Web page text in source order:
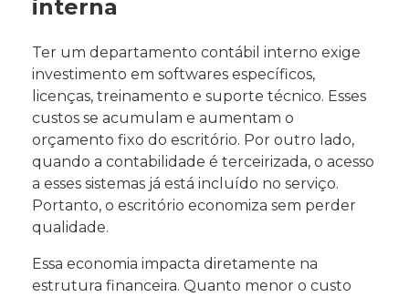
interna
Ter um departamento contábil interno exige
investimento em softwares específicos,
licenças, treinamento e suporte técnico. Esses
custos se acumulam e aumentam o
orçamento fixo do escritório. Por outro lado,
quando a contabilidade é terceirizada, o acesso
a esses sistemas já está incluído no serviço.
Portanto, o escritório economiza sem perder
qualidade.
Essa economia impacta diretamente na
estrutura financeira. Quanto menor o custo